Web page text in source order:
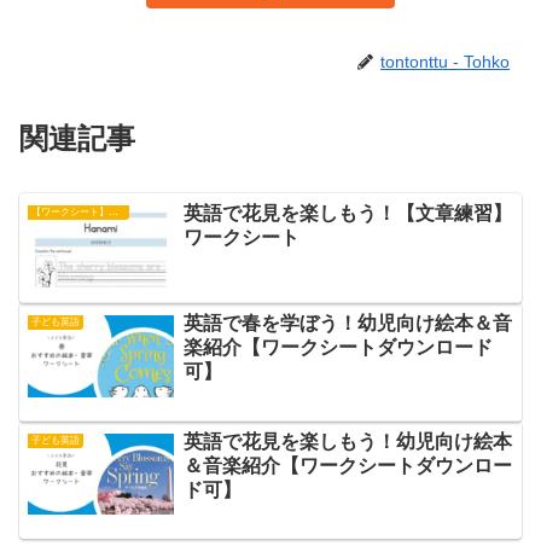
tontonttu - Tohko
関連記事
英語で花見を楽しもう！【文章練習】
ワークシート
子ども英語
英語で春を学ぼう！幼児向け絵本＆音
楽紹介【ワークシートダウンロード
可】
子ども英語
英語で花見を楽しもう！幼児向け絵本
＆音楽紹介【ワークシートダウンロー
ド可】